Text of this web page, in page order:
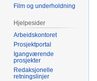
Film og underholdning
Hjelpesider
Arbeidskontoret
Prosjektportal
Igangværende
prosjekter
Redaksjonelle
retningslinjer